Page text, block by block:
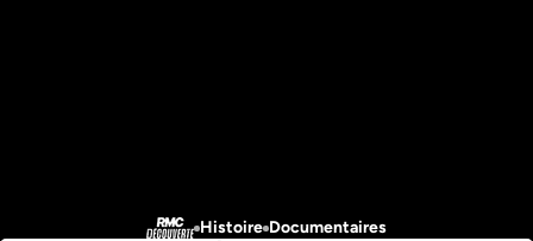
Histoire Documentaires